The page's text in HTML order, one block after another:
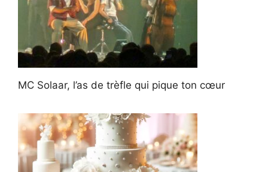
MC Solaar, l’as de trèfle qui pique ton cœur